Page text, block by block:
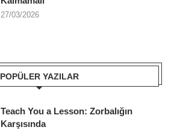
27/03/2026
POPÜLER YAZILAR
Teach You a Lesson: Zorbalığın
Karşısında